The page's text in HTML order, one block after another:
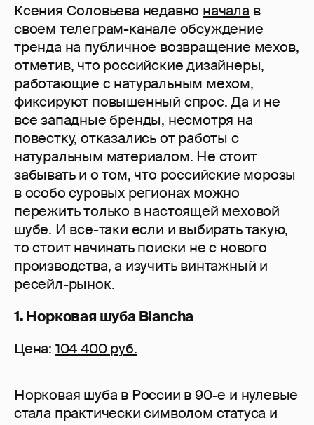
Ксения Соловьева недавно начала в
своем телеграм-канале обсуждение
тренда на публичное возвращение мехов,
отметив, что российские дизайнеры,
работающие с натуральным мехом,
фиксируют повышенный спрос. Да и не
все западные бренды, несмотря на
повестку, отказались от работы с
натуральным материалом. Не стоит
забывать и о том, что российские морозы
в особо суровых регионах можно
пережить только в настоящей меховой
шубе. И все-таки если и выбирать такую,
то стоит начинать поиски не с нового
производства, а изучить винтажный и
ресейл-рынок.
1. Норковая шуба Blancha
Цена: 104 400 руб.
Норковая шуба в России в 90-е и нулевые
стала практически символом статуса и